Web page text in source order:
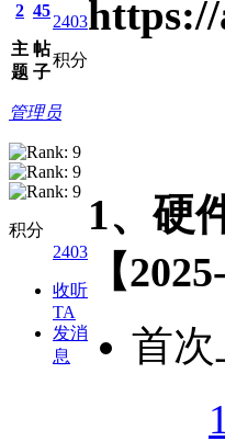
2
主
题
45
帖
子
2403
积分
管理员
积分
2403
收听
TA
发消
息
https://
1、硬
【
首